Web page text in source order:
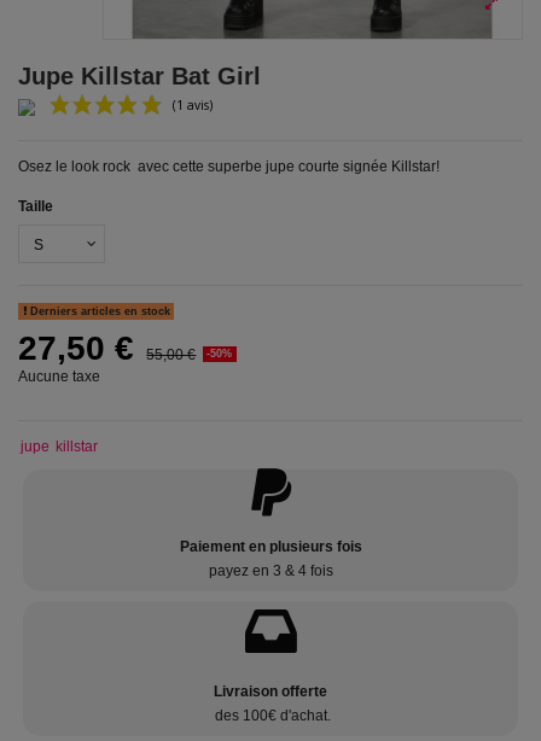
Jupe Killstar Bat Girl
Osez le look rock avec cette superbe jupe courte signée Killstar!
Taille
Derniers articles en stock
27,50 € 55,00 € -50%
Aucune taxe
jupe killstar
Paiement en plusieurs fois
payez en 3 & 4 fois
Livraison offerte
des 100€ d'achat.